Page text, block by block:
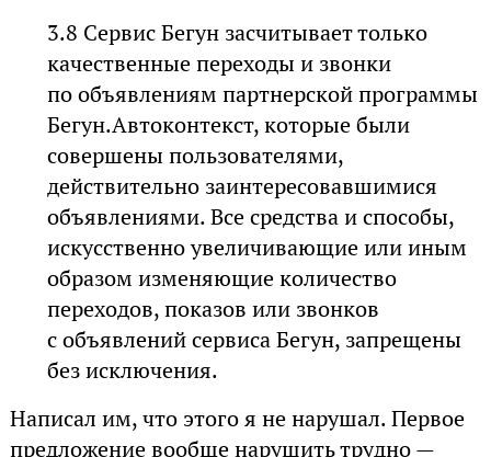
3.8 Сервис Бегун засчитывает только
качественные переходы и звонки
по объявлениям партнерской программы
Бегун.Автоконтекст, которые были
совершены пользователями,
действительно заинтересовавшимися
объявлениями. Все средства и способы,
искусственно увеличивающие или иным
образом изменяющие количество
переходов, показов или звонков
с объявлений сервиса Бегун, запрещены
без исключения.
Написал им, что этого я не нарушал. Первое
предложение вообще нарушить трудно —